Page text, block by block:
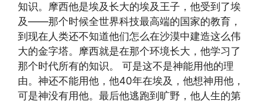
知识。摩西他是埃及长大的埃及王子，他受到了埃
及——那个时候全世界科技最高端的国家的教育，
到现在人类还不知道他们怎么在沙漠中建造这么伟
大的金字塔。摩西就是在那个环境长大，他学习了
那个时代所有的知识。 可是这不是神能用他的理
由。神还不能用他，他40年在埃及，他想神用他，
可是神没有用他。最后他逃跑到旷野，他人生的第